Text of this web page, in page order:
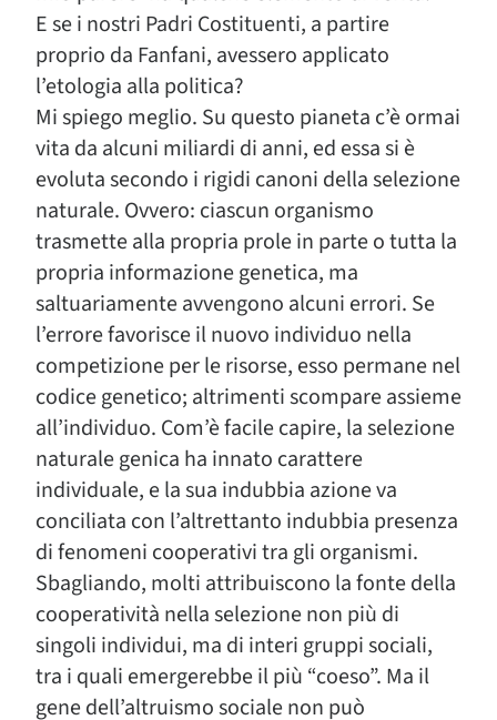
E se i nostri Padri Costituenti, a partire
proprio da Fanfani, avessero applicato
l’etologia alla politica?
Mi spiego meglio. Su questo pianeta c’è ormai
vita da alcuni miliardi di anni, ed essa si è
evoluta secondo i rigidi canoni della selezione
naturale. Ovvero: ciascun organismo
trasmette alla propria prole in parte o tutta la
propria informazione genetica, ma
saltuariamente avvengono alcuni errori. Se
l’errore favorisce il nuovo individuo nella
competizione per le risorse, esso permane nel
codice genetico; altrimenti scompare assieme
all’individuo. Com’è facile capire, la selezione
naturale genica ha innato carattere
individuale, e la sua indubbia azione va
conciliata con l’altrettanto indubbia presenza
di fenomeni cooperativi tra gli organismi.
Sbagliando, molti attribuiscono la fonte della
cooperatività nella selezione non più di
singoli individui, ma di interi gruppi sociali,
tra i quali emergerebbe il più “coeso”. Ma il
gene dell’altruismo sociale non può